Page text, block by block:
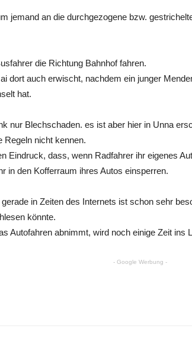
jemand an die durchgezogene bzw.
die Richtung Bahnhof fahren.
dort auch erwischt, nachdem ein junger
hat.
nur Blechschaden. es ist aber hier in Unna
Regeln nicht kennen.
Eindruck, dass, wenn Radfahrer ihr eigenes
in den Kofferraum ihres Autos einsperren.
in Zeiten des Internets ist schon sehr
könnte.
Autofahren abnimmt, wird noch einige Zeit ins
- Google Werbung -